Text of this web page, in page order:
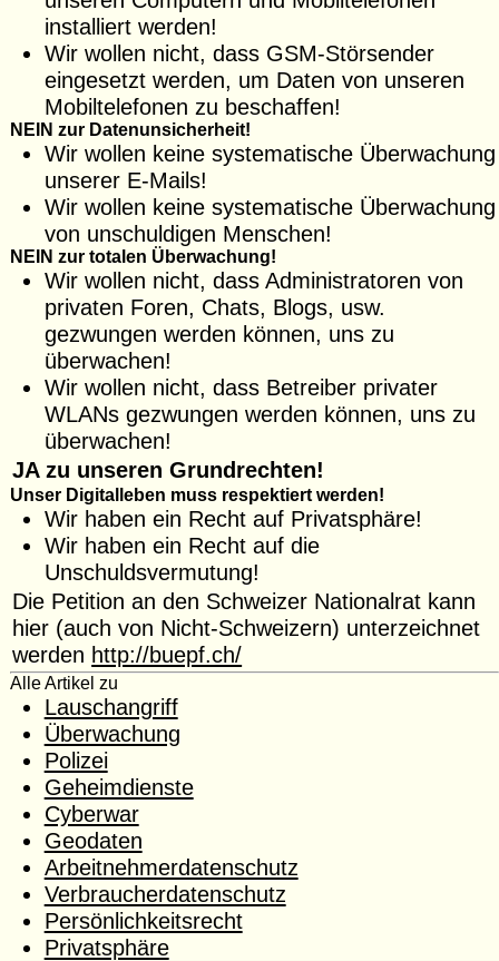
installiert werden!
Wir wollen nicht, dass GSM-Störsender
eingesetzt werden, um Daten von unseren
Mobiltelefonen zu beschaffen!
NEIN zur Datenunsicherheit!
Wir wollen keinesystematische Überwachung
unserer E-Mails!
Wir wollen keinesystematische Überwachung
von unschuldigen Menschen!
NEIN zur totalen Überwachung!
Wir wollen nicht, dass Administratoren von
privaten Foren, Chats, Blogs, usw.
gezwungen werden können, uns zu
überwachen!
Wir wollen nicht, dass Betreiber privater
WLANs gezwungen werden können, uns zu
überwachen!
JA zu unseren Grundrechten!
Unser Digitalleben muss respektiert werden!
Wir haben ein Rechtauf Privatsphäre!
Wir haben ein Rechtauf die
Unschuldsvermutung!
Die Petition an den Schweizer Nationalrat kann
hier (auch von Nicht-Schweizern) unterzeichnet
werden http://buepf.ch/
Alle Artikel zu
Lauschangriff
Überwachung
Polizei
Geheimdienste
Cyberwar
Geodaten
Arbeitnehmerdatenschutz
Verbraucherdatenschutz
Persönlichkeitsrecht
Privatsphäre